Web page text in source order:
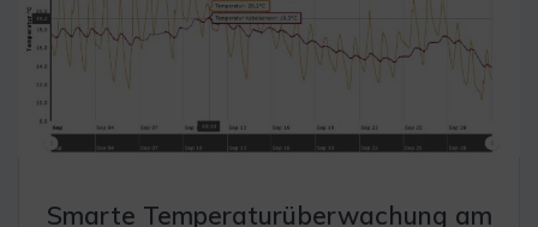
Smarte Temperaturüberwachung am